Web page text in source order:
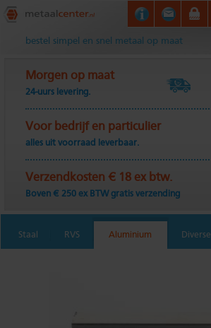
Metaalcenter.nl
bestel simpel en snel metaal op maat
Morgen op maat
24-uurs levering.
Voor bedrijf en particulier
alles uit voorraad leverbaar.
Verzendkosten € 18 ex btw.
Boven € 250 ex BTW gratis verzending
Staal RVS Aluminium Diverse